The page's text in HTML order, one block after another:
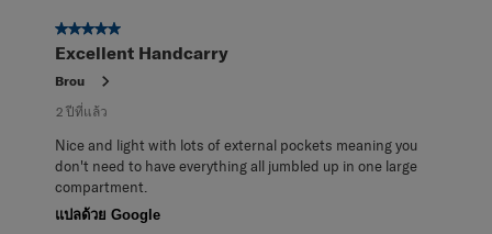
5 จาก 5 ดาว
Excellent Handcarry
Brou
2 ปีที่แล้ว
Nice and light with lots of external pockets meaning you
don't need to have everything all jumbled up in one large
compartment.
แปลด้วย Google